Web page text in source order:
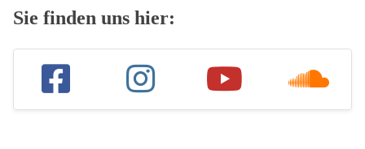
Sie finden uns hier: